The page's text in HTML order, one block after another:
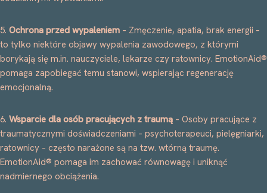
5. Ochrona przed wypaleniem – Zmęczenie, apatia, brak energii –
to tylko niektóre objawy wypalenia zawodowego, z którymi
borykają się m.in. nauczyciele, lekarze czy ratownicy. EmotionAid®
pomaga zapobiegać temu stanowi, wspierając regenerację
emocjonalną.
6. Wsparcie dla osób pracujących z traumą – Osoby pracujące z
traumatycznymi doświadczeniami – psychoterapeuci, pielęgniarki,
ratownicy – często narażone są na tzw. wtórną traumę.
EmotionAid® pomaga im zachować równowagę i uniknąć
nadmiernego obciążenia.